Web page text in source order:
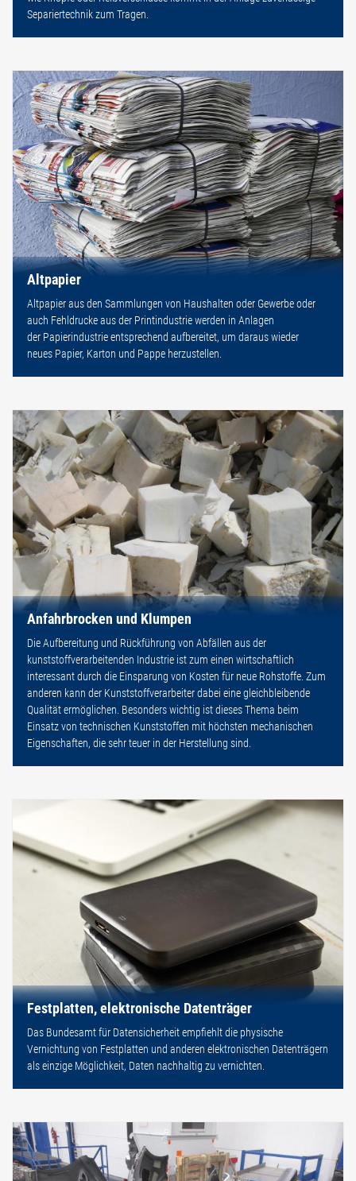
Separiertechnik zum Tragen.
Altpapier
Altpapier aus den Sammlungen von Haushalten oder Gewerbe oder
auch Fehldrucke aus der Printindustrie werden in Anlagen
der Papierindustrie entsprechend aufbereitet, um daraus wieder
neues Papier, Karton und Pappe herzustellen.
Anfahrbrocken und Klumpen
Die Aufbereitung und Rückführung von Abfällen aus der
kunststoffverarbeitenden Industrie ist zum einen wirtschaftlich
interessant durch die Einsparung von Kosten für neue Rohstoffe. Zum
anderen kann der Kunststoffverarbeiter dabei eine gleichbleibende
Qualität ermöglichen. Besonders wichtig ist dieses Thema beim
Einsatz von technischen Kunststoffen mit höchsten mechanischen
Eigenschaften, die sehr teuer in der Herstellung sind.
Festplatten, elektronische Datenträger
Das Bundesamt für Datensicherheit empfiehlt die physische
Vernichtung von Festplatten und anderen elektronischen Datenträgern
als einzige Möglichkeit, Daten nachhaltig zu vernichten.